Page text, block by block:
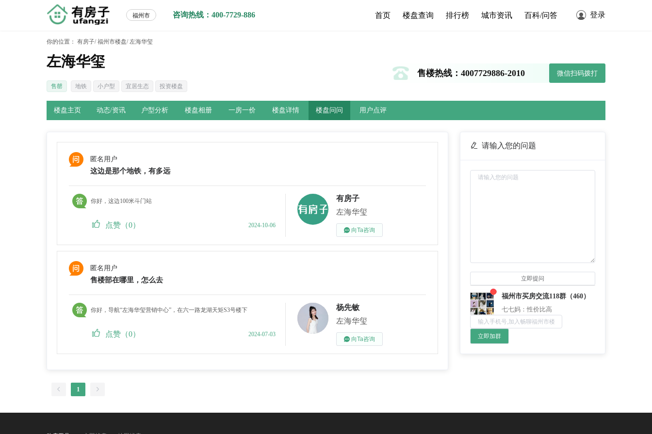
福州市 咨询热线：400-7729-886 首页 楼盘查询 排行榜 城市资讯 百科/问答 登录
你的位置： 有房子/ 福州市楼盘/ 左海华玺
左海华玺
售罄 地铁 小户型 宜居生态 投资楼盘
售楼热线：4007729886-2010 微信扫码拨打
楼盘主页 动态/资讯 户型分析 楼盘相册 一房一价 楼盘详情 楼盘问问 用户点评
匿名用户
这边是那个地铁，有多远
你好，这边100米斗门站
点赞（0） 2024-10-06
有房子
左海华玺
向Ta咨询
匿名用户
售楼部在哪里，怎么去
你好，导航“左海华玺营销中心”，在六一路龙湖天矩S3号楼下
点赞（0） 2024-07-03
杨先敏
左海华玺
向Ta咨询
请输入您的问题
立即提问
福州市买房交流118群（460）
小石头：地段还行
董董：谁来点评下这个盘？
七七妈：性价比高
阿香：未来升值空间还是很高的
流年：周末一起约看房呀
的
chun：附近的商业配置怎么样？
立即加群
1